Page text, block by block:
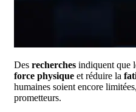
Des recherches indiquent que
force physique et réduire la
humaines soient encore
prometteurs.